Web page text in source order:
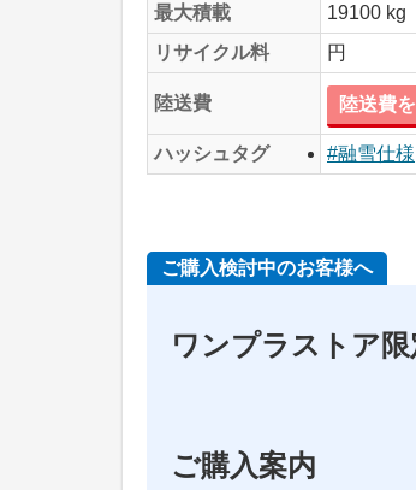
最大積載
19100 kg
リサイクル料
円
陸送費 陸送費
ハッシュタグ #融雪仕様
ご購入検討中のお客様へ
ワンプラストア
ご購入案内